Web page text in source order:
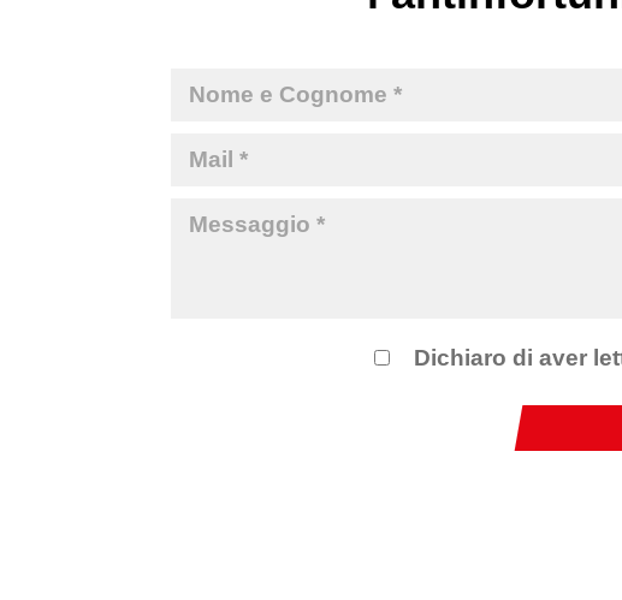
Dichiaro di aver